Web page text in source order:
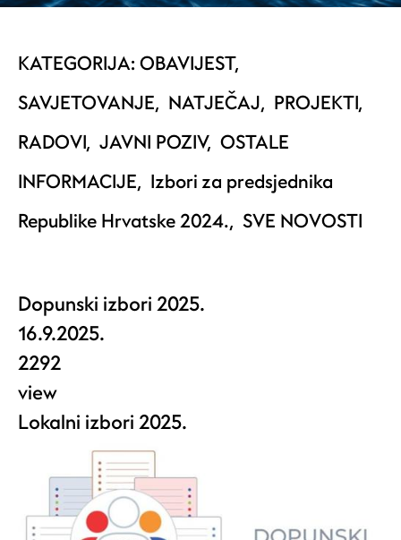
KATEGORIJA: OBAVIJEST,
SAVJETOVANJE, NATJEČAJ, PROJEKTI,
RADOVI, JAVNI POZIV, OSTALE
INFORMACIJE, Izbori za predsjednika
Republike Hrvatske 2024., SVE NOVOSTI
Dopunski izbori 2025.
16.9.2025.
2292
view
Lokalni izbori 2025.